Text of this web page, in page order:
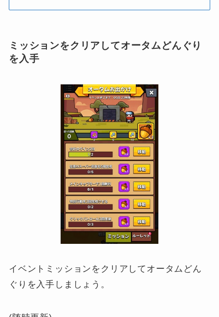
ミッションをクリアしてオータムどんぐり
を入手
イベントミッションをクリアしてオータムどん
ぐりを入手しましょう。